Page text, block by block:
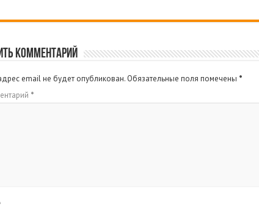
комментарий
email не будет опубликован. Обязательные поля помечены *
*